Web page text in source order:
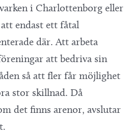
i Charlottenborg eller
endast ett fåtal
där. Att arbeta
att bedriva sin
så att fler får möjlighet
stor skillnad. Då
det finns arenor, avslutar